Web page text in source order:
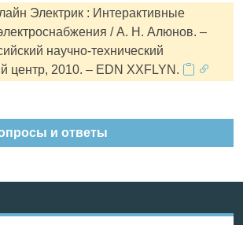
Электрик : Интерактивные
/ А. Н. Алюнов. –
научно-технический
центр, 2010. – EDN XXFLYN.
и ответы